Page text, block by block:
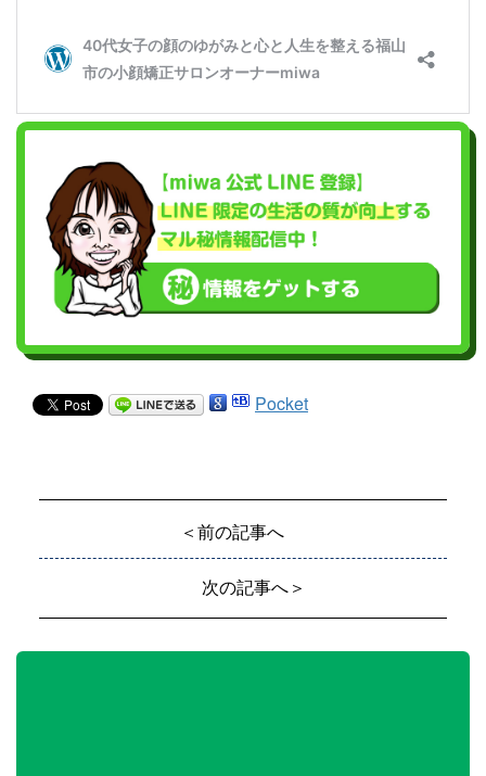
Pocket
＜前の記事へ
次の記事へ＞